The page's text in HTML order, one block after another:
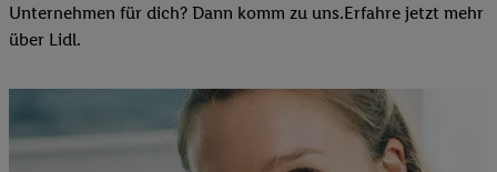
Unternehmen für dich? Dann komm zu uns.​Erfahre jetzt mehr
über Lidl.